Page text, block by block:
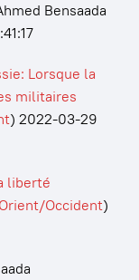
Bensaada
Lorsque la
militaires
) 2022-03-29
liberté
Orient/Occident)